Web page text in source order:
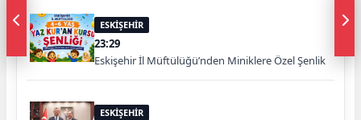
ESKİŞEHİR
23:29
Eskişehir İl Müftülüğü’nden Miniklere Özel Şenlik
ESKİŞEHİR